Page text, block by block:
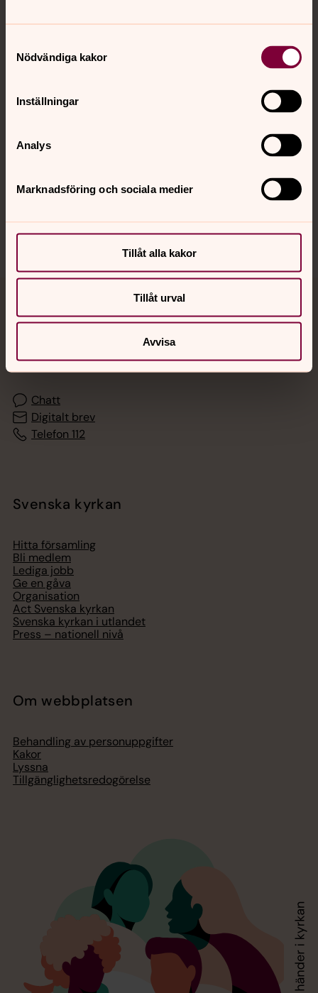
Nödvändiga kakor
Inställningar
Analys
Marknadsföring och sociala medier
Tillåt alla kakor
Tillåt urval
Avvisa
Kalender
Hitta snabbt
Sociala kanaler
Jourhavande präst
Akut samtals- och krisstöd. Prata eller chatta anonymt
med en präst på kvällar och nätter.
Chatt
Digitalt brev
Telefon 112
Svenska kyrkan
Hitta församling
Bli medlem
Lediga jobb
Ge en gåva
Organisation
Act Svenska kyrkan
Svenska kyrkan i utlandet
Press – nationell nivå
Om webbplatsen
Behandling av personuppgifter
Kakor
Lyssna
Tillgänglighetsredogörelse